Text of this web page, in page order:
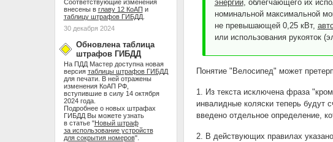
Соответствующие изменения
внесены в главу 12 КоАП и
таблицу штрафов ГИБДД.
30 декабря 2024
Обновлена таблица
штрафов ГИБДД
На ПДД Мастер доступна новая
версия таблицы штрафов ГИБДД
для печати. В ней отражены
изменения КоАП РФ,
вступившие в силу 14 октября
2024 года.
Подробнее о новых штрафах
ГИБДД Вы можете узнать
в статье "Новый штраф
за использование устройств
для сокрытия номеров".
энергии, облегчающего их
номинальной максимальной
не превышающей 0,25 кВт,
или использования рукояток
Понятие "Велосипед" может
1. Из текста исключена фраза
инвалидные коляски теперь будут
введено отдельное определение,
2. В действующих правилах